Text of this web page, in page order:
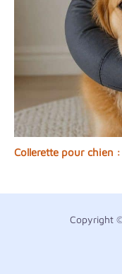
Collerette pour chien
Copyright